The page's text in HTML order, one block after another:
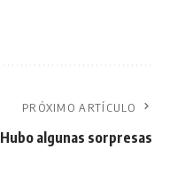
PRÓXIMO ARTÍCULO
Hubo algunas sorpresas